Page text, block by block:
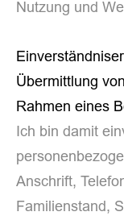
Nutzung und
Übermittlung
Rahmen eines
Ich bin damit
Anschrift,
Familienstand,